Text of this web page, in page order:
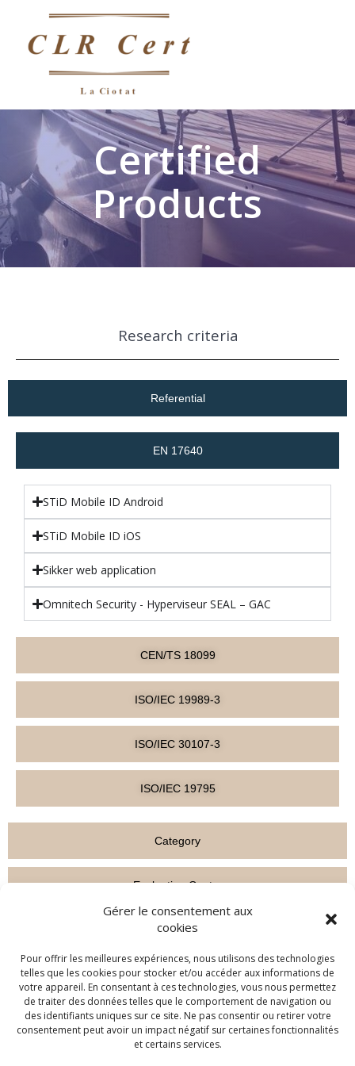
Gérer le consentement aux
cookies
Pour offrir les meilleures expériences, nous utilisons des technologies
telles que les cookies pour stocker et/ou accéder aux informations de
votre appareil. En consentant à ces technologies, vous nous permettez
de traiter des données telles que le comportement de navigation ou
des identifiants uniques sur ce site. Ne pas consentir ou retirer votre
consentement peut avoir un impact négatif sur certaines fonctionnalités
et certains services.
Certified
Products
Research criteria
Referential
Category
Evaluation Center
Company
EN 17640
CEN/TS 18099
ISO/IEC 19989-3
ISO/IEC 30107-3
ISO/IEC 19795
STiD Mobile ID Android
STiD Mobile ID iOS
Sikker web application
Omnitech Security - Hyperviseur SEAL – GAC
© 2026 - Cabinet Louis Reynaud
SIRET NO. 83373449400010 - SCR, Marseille 833 734 494 Public